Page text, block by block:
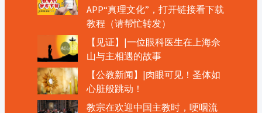
APP“真理文化”，打开链接看下载
教程（请帮忙转发）
【见证】|一位眼科医生在上海佘
山与主相遇的故事
【公教新闻】|肉眼可见！圣体如
心脏般跳动！
教宗在欢迎中国主教时，哽咽流